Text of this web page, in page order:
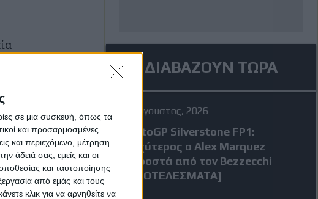
σε μια συσκευή, όπως τα
και προσαρμοσμένες
και περιεχόμενο, μέτρηση
άδειά σας, εμείς και οι
και ταυτοποίησης
από εμάς και τους
κλικ για να αρνηθείτε να
ΔΙΑΒΑΖΟΥΝ ΤΩΡΑ
7 Αύγουστος, 2026
MotoGP Silverstone FP1:
Ταχύτερος ο Alex Marquez
μπροστά από τον Bezzecchi
[ΑΠΟΤΕΛΕΣΜΑΤΑ]